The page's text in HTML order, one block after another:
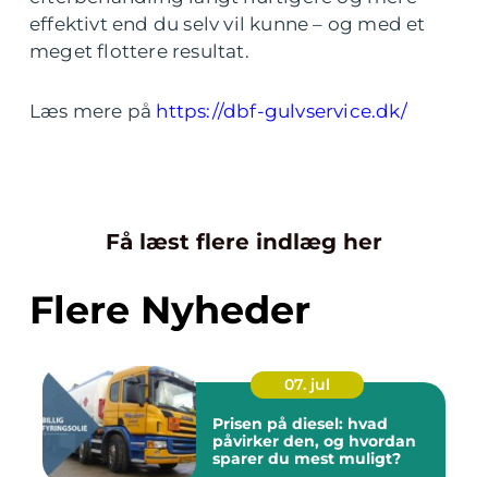
effektivt end du selv vil kunne – og med et
meget flottere resultat.
Læs mere på https://dbf-gulvservice.dk/
Få læst flere indlæg her
Flere Nyheder
07. jul
Prisen på diesel: hvad
påvirker den, og hvordan
sparer du mest muligt?